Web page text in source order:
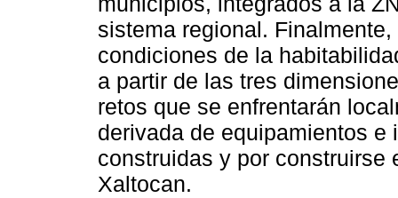
sistema regional.
condiciones de la
a partir de las tres
retos que se enfrentarán
derivada de equipamientos e
construidas y por construirse
Xaltocan.